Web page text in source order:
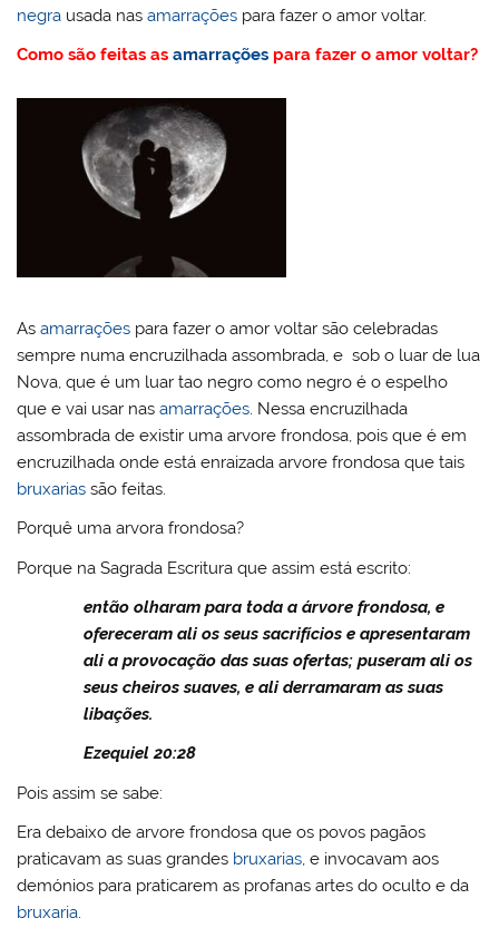
negra usada nasamarrações para fazer o amor voltar.
Como são feitas asamarrações para fazer o amor voltar?
Asamarrações para fazer o amor voltar são celebradas
sempre numa encruzilhada assombrada, e sob o luar de lua
Nova, que é um luar tao negro como negro é o espelho
que e vai usar nasamarrações. Nessa encruzilhada
assombrada de existir uma arvore frondosa, pois que é em
encruzilhada onde está enraizada arvore frondosa que tais
bruxarias são feitas.
Porquê uma arvora frondosa?
Porque na Sagrada Escritura que assim está escrito:
então olharam para toda a árvore frondosa, e
ofereceram ali os seus sacrifícios e apresentaram
ali a provocação das suas ofertas; puseram ali os
seus cheiros suaves, e ali derramaram as suas
libações.
Ezequiel 20:28
Pois assim se sabe:
Era debaixo de arvore frondosa que os povos pagãos
praticavam as suas grandes bruxarias, e invocavam aos
demónios para praticarem as profanas artes do oculto e da
bruxaria.